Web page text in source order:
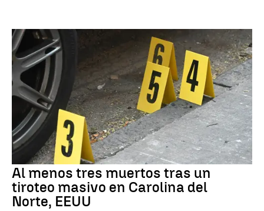
Al menos tres muertos tras un
tiroteo masivo en Carolina del
Norte, EEUU